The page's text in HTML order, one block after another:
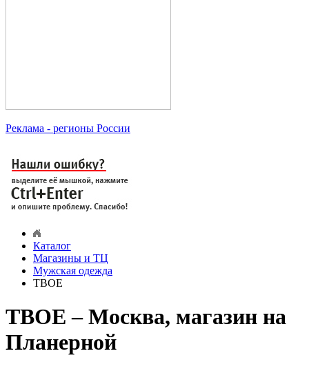
Реклама - регионы России
Каталог
Магазины и ТЦ
Мужская одежда
ТВОЕ
ТВОЕ – Москва, магазин на
Планерной